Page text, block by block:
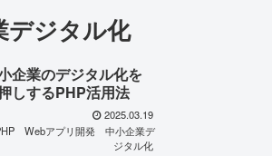
デジタル化
企業のデジタル化を
しするPHP活用法
2025.03.19
Webアプリ開発
中小企業デ
ジタル化